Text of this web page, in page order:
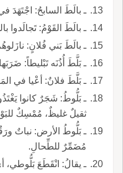
ـ بالَطَ السابحُ: اجْتَهَدَ
ـ بالَطَ القَوْمُ: تَجالَدوا
ـ بالَطَ بَني فُلانٍ:
ـ بَلَّطَ أُذُنَه تَبْليطاً:
ـ بَلَّطَ فلانٌ: أعْيا في
ـ بَلُّوطُ: شَجَرٌ كانوا
ثقيلٌ غليظٌ، مُمْسِكٌ
ـ بَلُّوطُ الأرض: نباتٌ
مُضَمِّرٌ للطِّحالِ.
ـ يقالُ: انْقَطَعَ بَلُّوطي،